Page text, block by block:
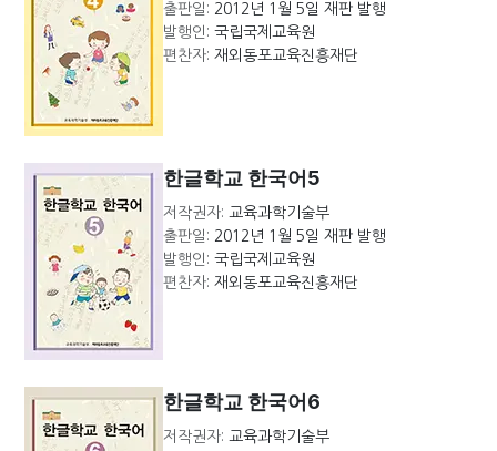
출판일: 2012년 1월 5일 재판 발행
발행인: 국립국제교육원
편찬자: 재외동포교육진흥재단
한글학교 한국어5
저작권자: 교육과학기술부
출판일: 2012년 1월 5일 재판 발행
발행인: 국립국제교육원
편찬자: 재외동포교육진흥재단
한글학교 한국어6
저작권자: 교육과학기술부